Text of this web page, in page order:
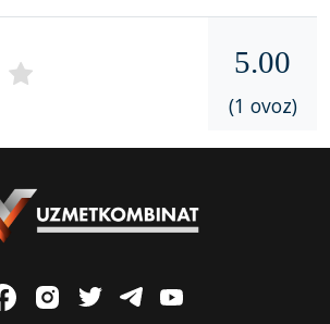
5.00
(1 ovoz)